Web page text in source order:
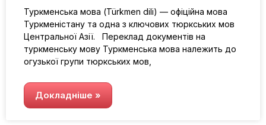
Туркменська мова (Türkmen dili) — офіційна мова
Туркменістану та одна з ключових тюркських мов
Центральної Азії. Переклад документів на
туркменську мову Туркменська мова належить до
огузької групи тюркських мов,
Докладніше »